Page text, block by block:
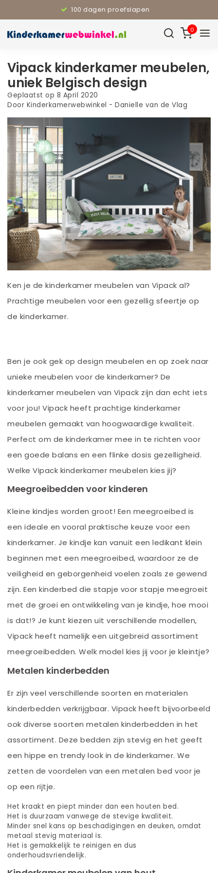
100 dagen proefslapen
0
Vipack kinderkamer meubelen,
uniek Belgisch design
Geplaatst op 8 April 2020
Door Kinderkamerwebwinkel - Danielle van de Vlag
Ken je de kinderkamer meubelen van Vipack al?
Prachtige meubelen voor een gezellig sfeertje op
de kinderkamer.
Ben je ook gek op design meubelen en op zoek naar
unieke meubelen voor de kinderkamer? De
kinderkamer meubelen van Vipack zijn dan echt iets
voor jou! Vipack heeft prachtige kinderkamer
meubelen gemaakt van hoogwaardige kwaliteit.
Perfect om de kinderkamer mee in te richten voor
een goede balans en een flinke dosis gezelligheid.
Welke Vipack kinderkamer meubelen kies jij?
Meegroeibedden voor kinderen
Kleine kindjes worden groot! Een meegroeibed is
een ideale en vooral praktische keuze voor een
kinderkamer. Je kindje kan vanuit een ledikant klein
beginnen met een meegroeibed, waardoor ze de
veiligheid en geborgenheid voelen zoals ze gewend
zijn. Een kinderbed die stapje voor stapje meegroeit
met de groei en ontwikkeling van je kindje, hoe mooi
is dat!? Je kunt kiezen uit verschillende modellen,
Vipack heeft namelijk een uitgebreid assortiment
meegroeibedden. Welk model kies jij voor je kleintje?
Metalen kinderbedden
Er zijn veel verschillende soorten en materialen
kinderbedden verkrijgbaar. Vipack heeft bijvoorbeeld
ook diverse soorten metalen kinderbedden in het
assortiment. Deze bedden zijn stevig en het geeft
een hippe en trendy look in de kinderkamer. We
zetten de voordelen van een metalen bed voor je
op een rijtje.
Het kraakt en piept minder dan een houten bed.
Het is duurzaam vanwege de stevige kwaliteit.
Minder snel kans op beschadigingen en deuken, omdat
metaal stevig materiaal is.
Het is gemakkelijk te reinigen en dus
onderhoudsvriendelijk.